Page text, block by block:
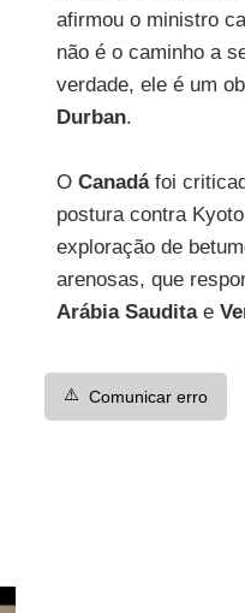
afirmou o ministro
não é o caminho a
verdade, ele é um
Durban.
O Canadá foi
postura contra
exploração de
arenosas, que
Arábia Sauditae
⚠️ Comunicar erro